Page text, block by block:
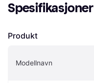
Spesifikasjoner
Produkt
Modellnavn